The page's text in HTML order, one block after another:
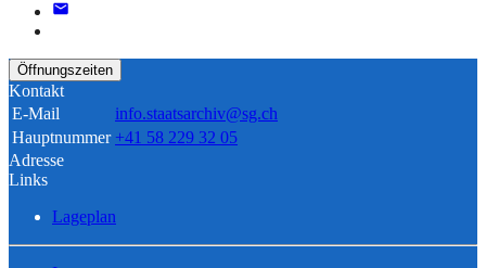
Öffnungszeiten
Kontakt
E-Mail
info.staatsarchiv@sg.ch
Hauptnummer +41 58 229 32 05
Adresse
Links
Lageplan